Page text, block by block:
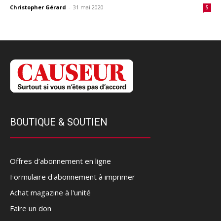
Christopher Gérard - 31 mai 2020 5
BOUTIQUE & SOUTIEN
Offres d’abonnement en ligne
Formulaire d'abonnement à imprimer
Achat magazine à l'unité
Faire un don